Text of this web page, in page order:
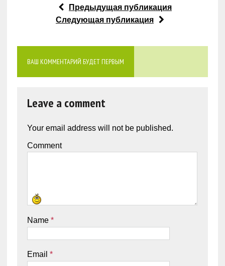
Предыдущая публикация
Следующая публикация
ВАШ КОММЕНТАРИЙ БУДЕТ ПЕРВЫМ
Leave a comment
Your email address will not be published.
Comment
Name *
Email *